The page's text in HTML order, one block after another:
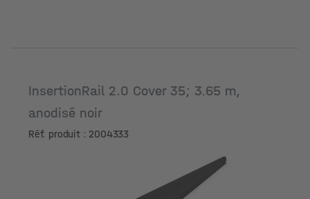
InsertionRail 2.0 Cover 35; 3.65 m,
anodisé noir
Réf. produit : 2004333